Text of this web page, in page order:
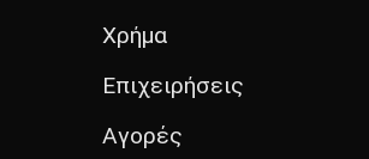
Χρήμα
Επιχειρήσεις
Αγορές